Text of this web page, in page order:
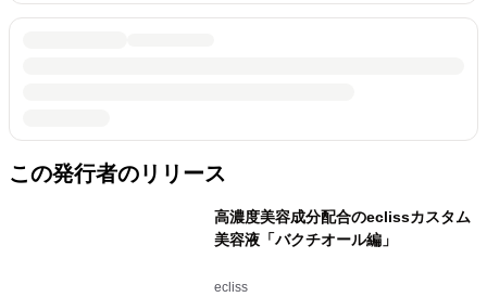
この発行者のリリース
高濃度美容成分配合のeclissカスタム
美容液「バクチオール編」
ecliss